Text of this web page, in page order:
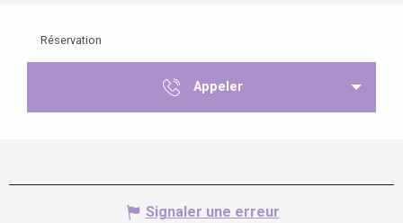
Réservation
Appeler
Signaler une erreur